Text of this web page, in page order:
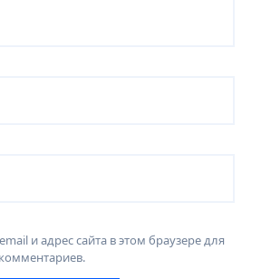
и адрес сайта в этом браузере для